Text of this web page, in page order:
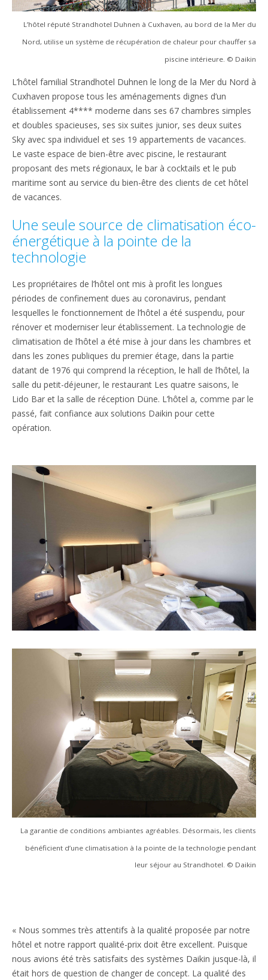
L’hôtel réputé Strandhotel Duhnen à Cuxhaven, au bord de la Mer du
Nord, utilise un système de récupération de chaleur pour chauffer sa
piscine intérieure. © Daikin
L’hôtel familial Strandhotel Duhnen le long de la Mer du Nord à
Cuxhaven propose tous les aménagements dignes d’un
établissement 4**** moderne dans ses 67 chambres simples
et doubles spacieuses, ses six suites junior, ses deux suites
Sky avec spa individuel et ses 19 appartements de vacances.
Le vaste espace de bien-être avec piscine, le restaurant
proposant des mets régionaux, le bar à cocktails et le pub
maritime sont au service du bien-être des clients de cet hôtel
de vacances.
Une seule source de climatisation éco-
énergétique à la pointe de la
technologie
Les propriétaires de l’hôtel ont mis à profit les longues
périodes de confinement dues au coronavirus, pendant
lesquelles le fonctionnement de l’hôtel a été suspendu, pour
rénover et moderniser leur établissement. La technologie de
climatisation de l’hôtel a été mise à jour dans les chambres et
dans les zones publiques du premier étage, dans la partie
datant de 1976 qui comprend la réception, le hall de l’hôtel, la
salle du petit-déjeuner, le restaurant Les quatre saisons, le
Lido Bar et la salle de réception Düne. L’hôtel a, comme par le
passé, fait confiance aux solutions Daikin pour cette
opération.
La garantie de conditions ambiantes agréables. Désormais, les clients
bénéficient d’une climatisation à la pointe de la technologie pendant
leur séjour au Strandhotel. © Daikin
« Nous sommes très attentifs à la qualité proposée par notre
hôtel et notre rapport qualité-prix doit être excellent. Puisque
nous avions été très satisfaits des systèmes Daikin jusque-là, il
était hors de question de changer de concept. La qualité des